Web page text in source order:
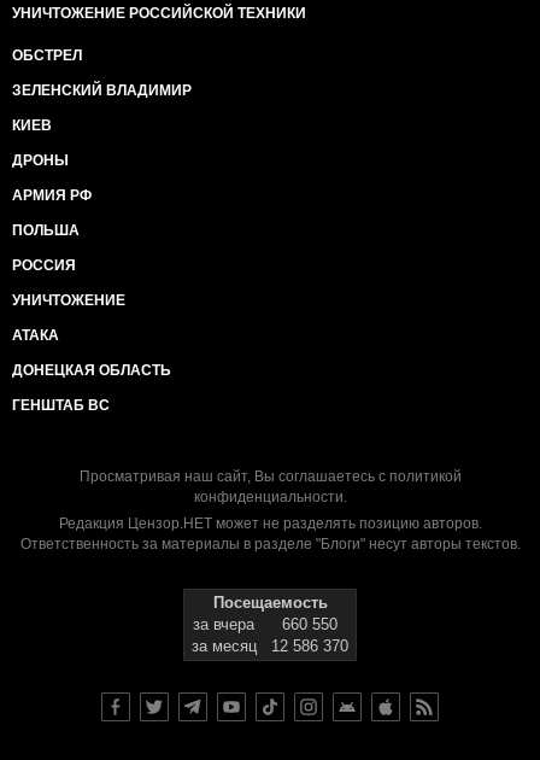
УНИЧТОЖЕНИЕ РОССИЙСКОЙ ТЕХНИКИ
ОБСТРЕЛ
ЗЕЛЕНСКИЙ ВЛАДИМИР
КИЕВ
ДРОНЫ
АРМИЯ РФ
ПОЛЬША
РОССИЯ
УНИЧТОЖЕНИЕ
АТАКА
ДОНЕЦКАЯ ОБЛАСТЬ
ГЕНШТАБ ВС
Просматривая наш сайт, Вы соглашаетесь с политикой
конфиденциальности.
Редакция Цензор.НЕТ может не разделять позицию авторов.
Ответственность за материалы в разделе "Блоги" несут авторы текстов.
Посещаемость
за вчера
660 550
за месяц
12 586 370